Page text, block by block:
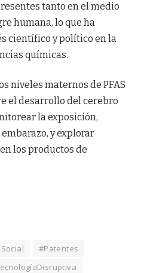
tanto en el medio
humana, lo que ha
científico y político en la
químicas.
niveles maternos de PFAS
el desarrollo del cerebro
la exposición,
y explorar
los productos de
#Patentes